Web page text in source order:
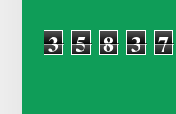
3 5 8 3 7